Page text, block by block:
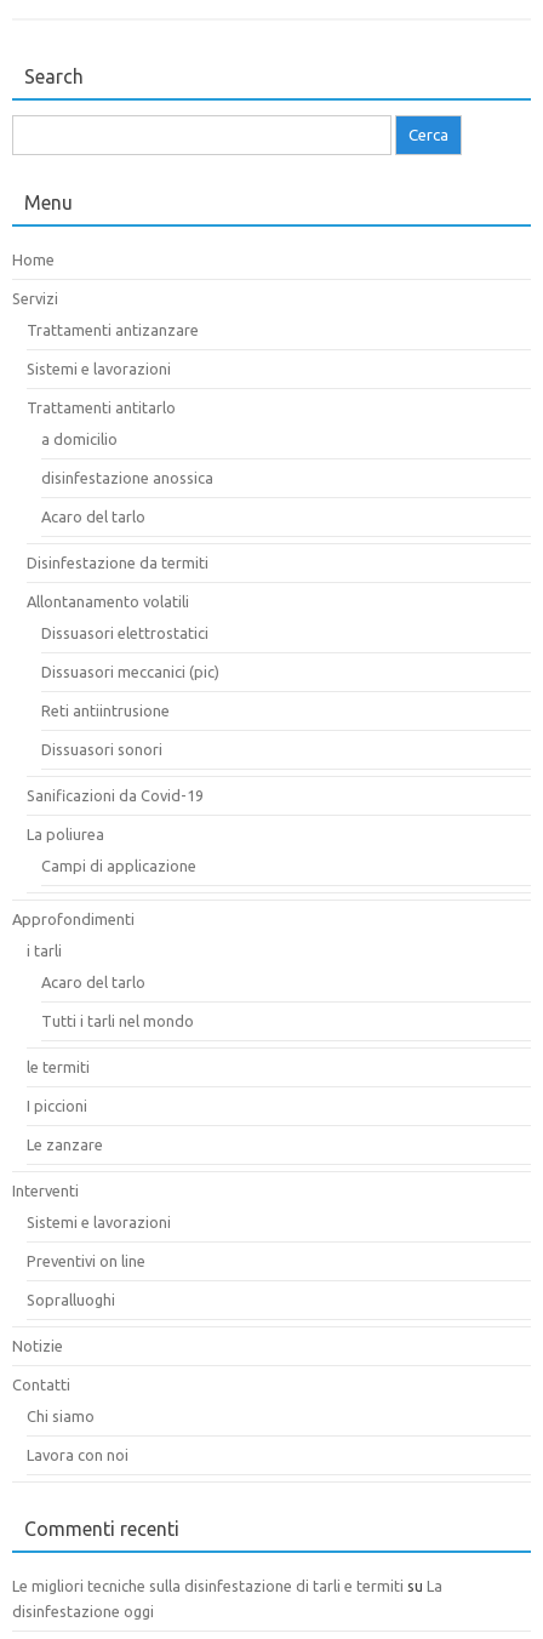
Search
per:
Menu
Home
Servizi
Trattamenti antizanzare
Sistemi e lavorazioni
Trattamenti antitarlo
a domicilio
disinfestazione anossica
Acaro del tarlo
Disinfestazione da termiti
Allontanamento volatili
Dissuasori elettrostatici
Dissuasori meccanici (pic)
Reti antiintrusione
Dissuasori sonori
Sanificazioni da Covid-19
La poliurea
Campi di applicazione
Approfondimenti
i tarli
Acaro del tarlo
Tutti i tarli nel mondo
le termiti
I piccioni
Le zanzare
Interventi
Sistemi e lavorazioni
Preventivi on line
Sopralluoghi
Notizie
Contatti
Chi siamo
Lavora con noi
Commenti recenti
Le migliori tecniche sulla disinfestazione di tarli e termiti su La
disinfestazione oggi